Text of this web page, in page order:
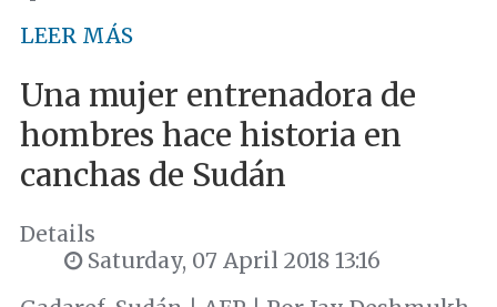
LEER MÁS
Una mujer entrenadora de
hombres hace historia en
canchas de Sudán
Details
Saturday, 07 April 2018 13:16